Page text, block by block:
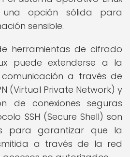
opción sólida para
sensible.
herramientas de cifrado
puede extenderse a la
a través de
(Virtual Private Network) y
de conexiones seguras
SSH (Secure Shell) son
para garantizar que la
a través de la red